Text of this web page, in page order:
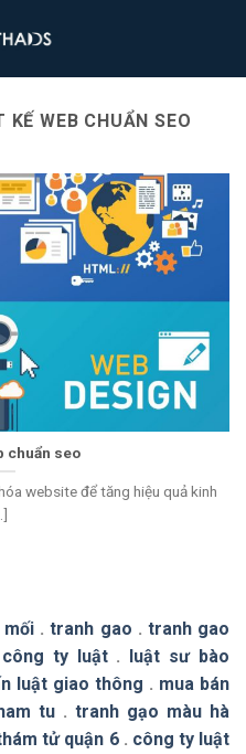
KẾ WEB CHUẨN SEO
chuẩn seo
website để tăng hiệu quả kinh
mối .tranh gao . tranh gao
công ty luật. luật sư bào
luật giao thông . mua bán
tu. tranh gạo màu hà
tử quận 6. công ty luật